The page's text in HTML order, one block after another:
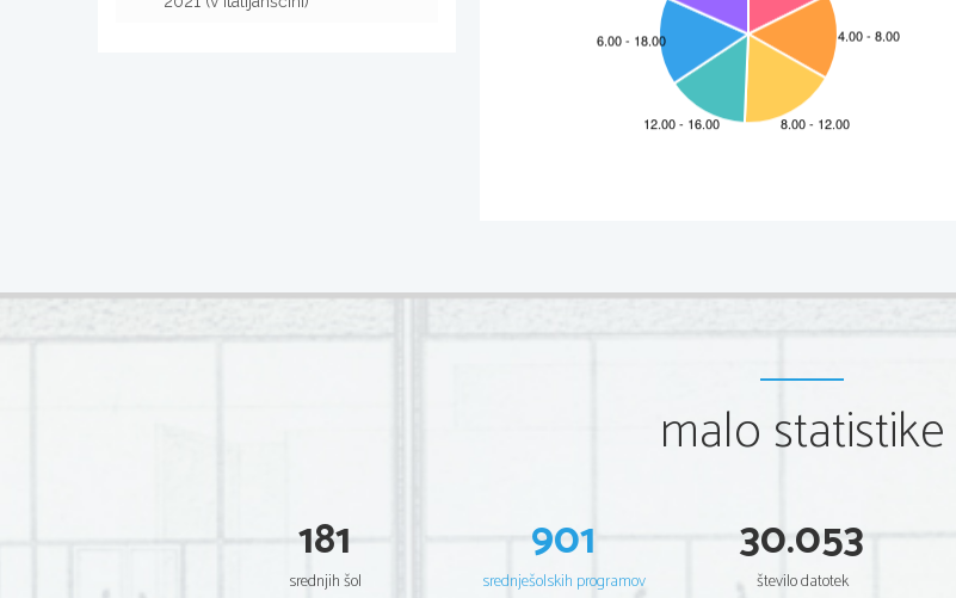
malo statistike
181
srednjih šol
901
srednješolskih programov
30.053
število datotek